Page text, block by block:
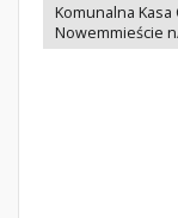
Komunalna
Nowemmieście